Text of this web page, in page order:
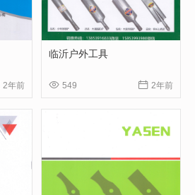
2年前
临沂户外工具
 549  2年前